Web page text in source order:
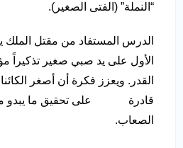
“النملة” (الفتى الصغير).
الدرس المستفاد من مقتل الملك
الأول على يد صبي صغير تذكيراً
القدر. ويعزز فكرة أن أصغر
قادرة على تحقيق ما يبدو
الصعاب.